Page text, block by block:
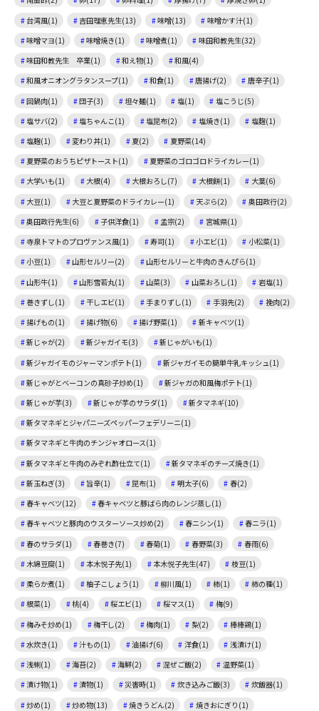
台湾風(1)
吉田理恵先生(13) 味噌(13)
味噌かす汁(1)
味噌マヨ(1)
味噌焼き(1) 味噌煮(1)
味田和教先生(32)
味田和教先生 卒業(1)
和え物(1)
和風(4)
和風オニオングラタンスープ(1)
和食(1) 唐揚げ(2)
唐辛子(1)
回鍋肉(1)
団子(3) 坦々麺(1) 塩(1)
塩こうじ(5)
塩サバ(2)
塩ちゃんこ(1) 塩昆布(2) 塩焼き(1)
塩麴(1)
塩麹(1)
変わり丼(1) 夏(2)
夏野菜(14)
夏野菜のおうちピザトースト(1)
夏野菜のゴロゴロドライカレー(1)
大学いも(1)
大根(4) 大根おろし(7) 大根餅(1)
大葉(6)
大豆(1)
大豆と夏野菜のドライカレー(1) 天ぷら(2)
奥田政行(2)
奥田政行先生(6)
子供洋食(1) 孟宗(2)
宮城県(1)
寺泉トマトのプロヴァンス風(1)
寿司(1) 小エビ(1)
小松菜(1)
小豆(1)
山形セルリー(2)
山形セルリーと牛肉のきんぴら(1)
山形牛(1)
山形雪若丸(1) 山菜(3) 山菜おろし(1)
岩塩(1)
巻きずし(1)
干しエビ(1) 手まりずし(1) 手羽先(2)
挽肉(2)
揚げもの(1)
揚げ物(6) 揚げ野菜(1)
新キャベツ(1)
新じゃが(2)
新ジャガイモ(3)
新じゃがいも(1)
新ジャガイモのジャーマンポテト(1)
新ジャガイモの簡単牛乳キッシュ(1)
新じゃがとベーコンの真砂子炒め(1)
新ジャガの和風梅ポテト(1)
新じゃが芋(3)
新じゃが芋のサラダ(1)
新タマネギ(10)
新タマネギとジャパニーズペッパーフェデリーニ(1)
新タマネギと牛肉のチンジャオロース(1)
新タマネギと牛肉のみぞれ酢仕立て(1)
新タマネギのチーズ焼き(1)
新玉ねぎ(3)
旨辛(1) 昆布(1) 明太子(6)
春(2)
春キャベツ(12)
春キャベツと豚ばら肉のレンジ蒸し(1)
春キャベツと豚肉のウスターソース炒め(2)
春ニシン(1)
春ニラ(1)
春のサラダ(1)
春巻き(7) 春菊(1) 春野菜(3)
春雨(6)
木綿豆腐(1)
本木悦子先(1) 本木悦子先生(47)
枝豆(1)
柔らか煮(1)
柚子こしょう(1) 柳川風(1) 柿(1)
柿の種(1)
根菜(1)
桃(4) 桜エビ(1) 桜マス(1)
梅(9)
梅みそ炒め(1)
梅干し(2) 梅肉(1) 梨(2)
棒棒鶏(1)
水炊き(1)
汁もの(1) 油揚げ(6) 洋食(1)
浅漬け(1)
浅蜊(1)
海苔(2) 海鮮(2) 混ぜご飯(2)
温野菜(1)
漬け物(1)
漬物(1) 災害時(1) 炊き込みご飯(3)
炊飯器(1)
炒め(1)
炒め物(13) 焼きうどん(2) 焼きおにぎり(1)